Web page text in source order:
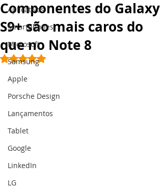
Aplicativos
Smartphones
Microsoft
Samsung
Apple
Porsche Design
Lançamentos
Tablet
Google
LinkedIn
LG
Componentes do Galaxy
S9+ são mais caros do
que no Note 8
Avaliado com NaN de 5 estrelas.